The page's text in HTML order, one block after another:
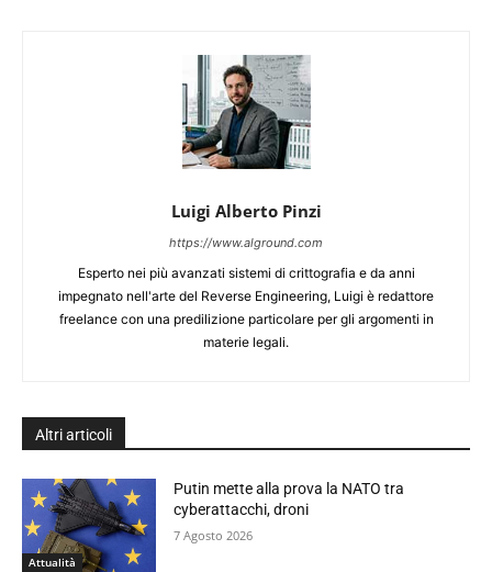
Luigi Alberto Pinzi
https://www.alground.com
Esperto nei più avanzati sistemi di crittografia e da anni
impegnato nell'arte del Reverse Engineering, Luigi è redattore
freelance con una predilizione particolare per gli argomenti in
materie legali.
Altri articoli
Attualità
Putin mette alla prova la NATO tra
cyberattacchi, droni
7 Agosto 2026